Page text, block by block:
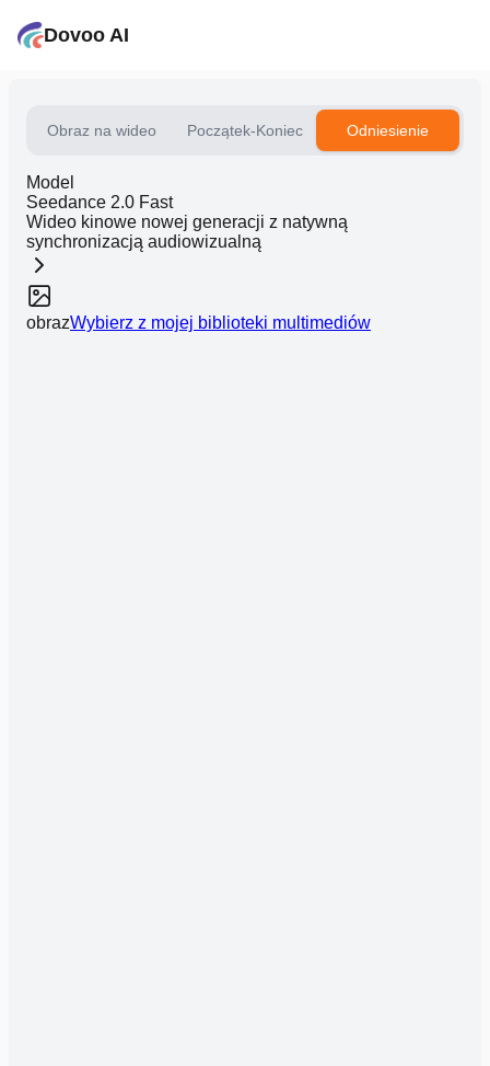
Dovoo AI
Obraz na wideo Początek-Koniec Odniesienie
Model
Seedance 2.0 Fast
Wideo kinowe nowej generacji z natywną
synchronizacją audiowizualną
obrazWybierz z mojej biblioteki multimediów